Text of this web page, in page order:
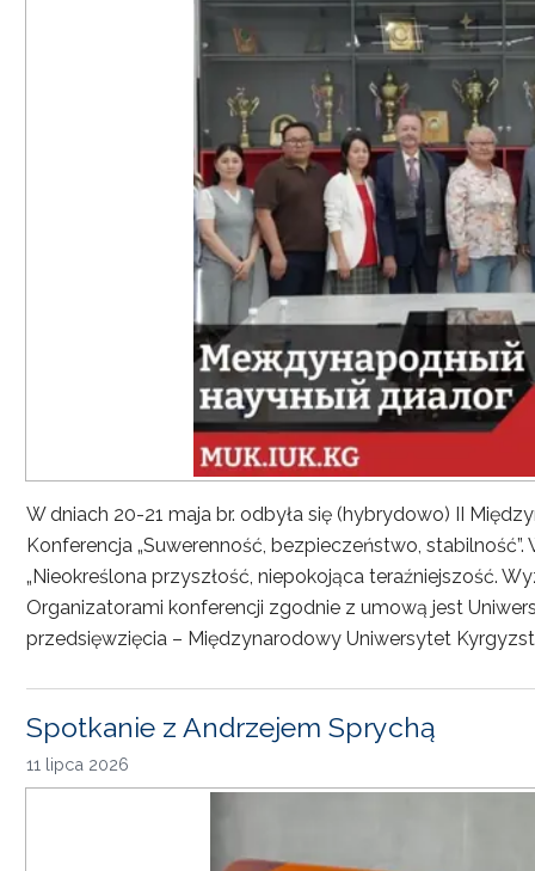
W dniach 20-21 maja br. odbyła się (hybrydowo) II
Konferencja „Suwerenność, bezpieczeństwo,
„Nieokreślona przyszłość, niepokojąca teraźniejszość.
Organizatorami konferencji zgodnie z umową jest
przedsięwzięcia – Międzynarodowy Uniwersytet
Spotkanie z Andrzejem Sprychą
11 lipca 2026